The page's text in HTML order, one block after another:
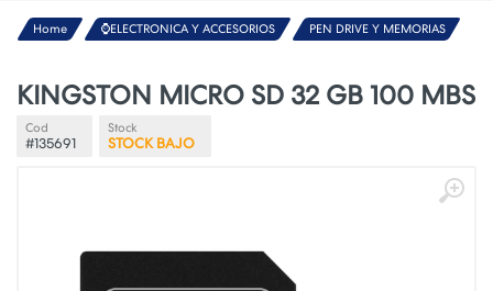
Home ⌚ELECTRONICA Y ACCESORIOS PEN DRIVE Y MEMORIAS
KINGSTON MICRO SD 32 GB 100 MBS
Cod
#135691
Stock
STOCK BAJO